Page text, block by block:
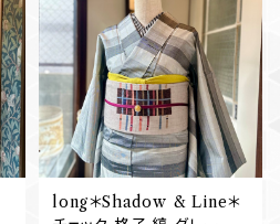
long＊Shadow & Line＊